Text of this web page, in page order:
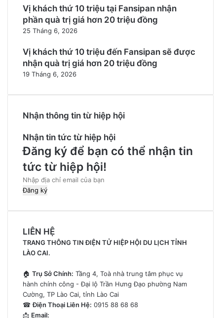
Vị khách thứ 10 triệu tại Fansipan nhận
phần quà trị giá hơn 20 triệu đồng
25 Tháng 6, 2026
Vị khách thứ 10 triệu đến Fansipan sẽ được
nhận quà trị giá hơn 20 triệu đồng
19 Tháng 6, 2026
Nhận thông tin từ hiệp hội
Nhận tin tức từ hiệp hội
Đăng ký để bạn có thể nhận tin
tức từ hiệp hội!
Nhập
địa
email
bạn
LIÊN HỆ
TRANG THÔNG TIN ĐIỆN TỬ HIỆP HỘI DU LỊCH TỈNH
LÀO CAI.
🏠 Trụ Sở Chính: Tầng 4, Toà nhà trung tâm phục vụ
hành chính công - Đại lộ Trần Hưng Đạo phường Nam
Cường, TP Lào Cai, tỉnh Lào Cai
☎Điện Thoại Liên Hệ: 0915 88 68 68
📩 Email: